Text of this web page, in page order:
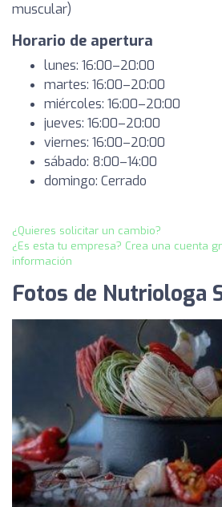
muscular)
Horario de apertura
lunes: 16:00–20:00
martes: 16:00–20:00
miércoles: 16:00–20:00
jueves: 16:00–20:00
viernes: 16:00–20:00
sábado: 8:00–14:00
domingo: Cerrado
¿Quieres solicitar un cambio?
¿Es esta tu empresa? Crea una cuenta
información
Fotos de Nutriologa